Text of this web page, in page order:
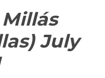
July